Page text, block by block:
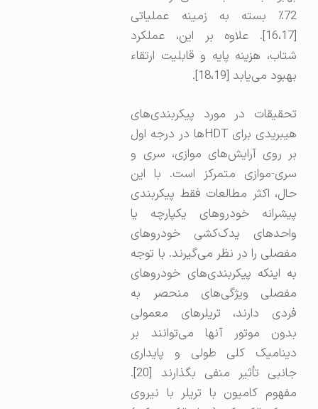
72٪ بسته به زمینه عملیاتی
[16،17]. علاوه بر این، عملکرد
شتاب، هزینه پایه و قابلیت ارتقاء
بهبود می‌یابد [18،19].
تحقیقات در مورد پیکربندی‌های
هیبریدی برای HDTها در درجه اول
بر روی آرایش‌های موازی، سری و
سری-موازی متمرکز است. با این
حال، اکثر مطالعات فقط پیکربندی
پیشرانه خودروهای یکپارچه یا
واحدهای یدک‌کشی خودروهای
مفصلی را در نظر می‌گیرند. با توجه
به اینکه پیکربندی‌های خودروهای
مفصلی ویژگی‌های منحصر به
فردی دارند، تریلرهای معمولی
بدون موتور آنها می‌توانند بر
دینامیک کلی طولی و پایداری
مفهوم کامیون با تریلر با نیروی